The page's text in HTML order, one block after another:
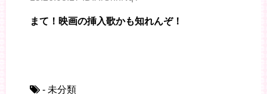
まて！映画の挿入歌かも知れんぞ！
- 未分類